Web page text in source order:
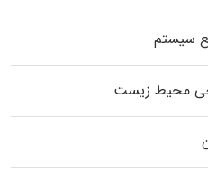
سیستم
محیط زیست